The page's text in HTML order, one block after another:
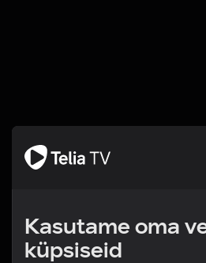
Kasutame oma
küpsiseid